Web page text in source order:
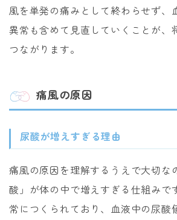
風を単発の痛みとして終わらせず、
異常も含めて見直していくことが、
つながります。
痛風の原因
尿酸が増えすぎる理由
痛風の原因を理解するうえで大切な
酸」が体の中で増えすぎる仕組みで
常につくられており、血液中の尿酸